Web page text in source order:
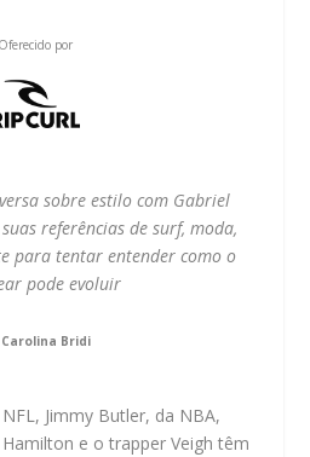
Oferecido por
sobre estilo com Gabriel
referências de surf, moda,
para tentar entender como o
pode evoluir
Carolina Bridi
Jimmy Butler, da NBA,
e o trapper Veigh têm